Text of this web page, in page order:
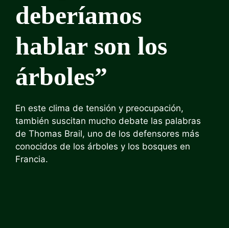
deberíamos
hablar son los
árboles”
En este clima de tensión y preocupación,
también suscitan mucho debate las palabras
de Thomas Brail, uno de los defensores más
conocidos de los árboles y los bosques en
Francia.